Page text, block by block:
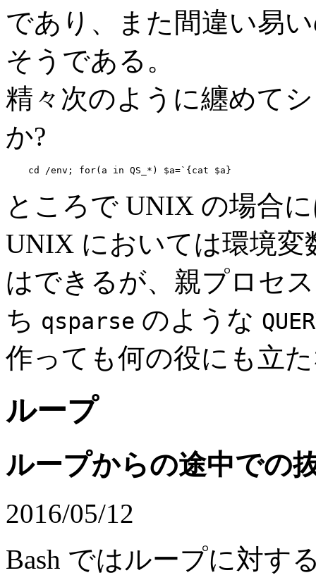
であり、また間違い易
そうである。
精々次のように纏めて
か?
ところで UNIX の場合
UNIX においては環境
はできるが、親プロセ
ち qsparse のような
作っても何の役にも立
ループ
ループからの途中での
2016/05/12
Bash ではループに対す